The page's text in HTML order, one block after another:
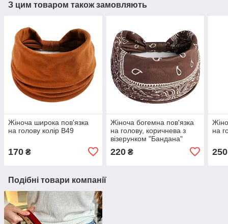
З цим товаром також замовляють
Жіноча широка пов'язка
на голову колір В49
170 ₴
Жіноча богемна пов'язка
на голову, коричнева з
візерунком "Бандана"
220₴
на
250
Подібні товари компанії